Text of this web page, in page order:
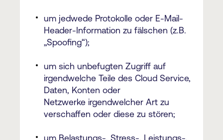
um jedwede Protokolle oder E-Mail-
Header-Information zu fälschen (z.B.
„Spoofing“);
um sich unbefugten Zugriff auf
irgendwelche Teile des Cloud Service,
Daten, Konten oder
Netzwerke irgendwelcher Art zu
verschaffen oder diese zu stören;
um Belastungs-, Stress-, Leistungs-,